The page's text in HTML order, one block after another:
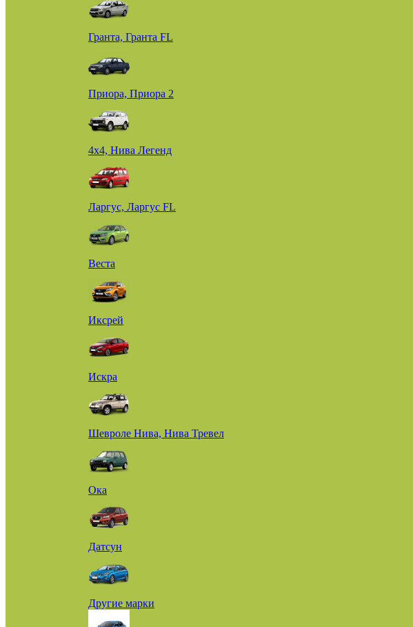
Гранта, Гранта FL
Приора, Приора 2
4х4, Нива Легенд
Ларгус, Ларгус FL
Веста
Иксрей
Искра
Шевроле Нива, Нива Тревел
Ока
Датсун
Другие марки